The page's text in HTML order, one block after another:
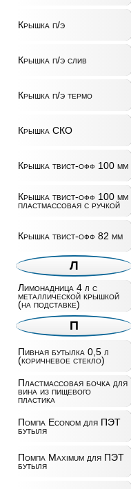
Крышка п/э
Крышка п/э слив
Крышка п/э термо
Крышка СКО
Крышка твист-офф 100 мм
Крышка твист-офф 100 мм
пластмассовая с ручкой
Крышка твист-офф 82 мм
Л
Лимонадница 4 л с
металлической крышкой
(на подставке)
П
Пивная бутылка 0,5 л
(коричневое стекло)
Пластмассовая бочка для
вина из пищевого
пластика
Помпа Econom для ПЭТ
бутыля
Помпа Maximum для ПЭТ
бутыля